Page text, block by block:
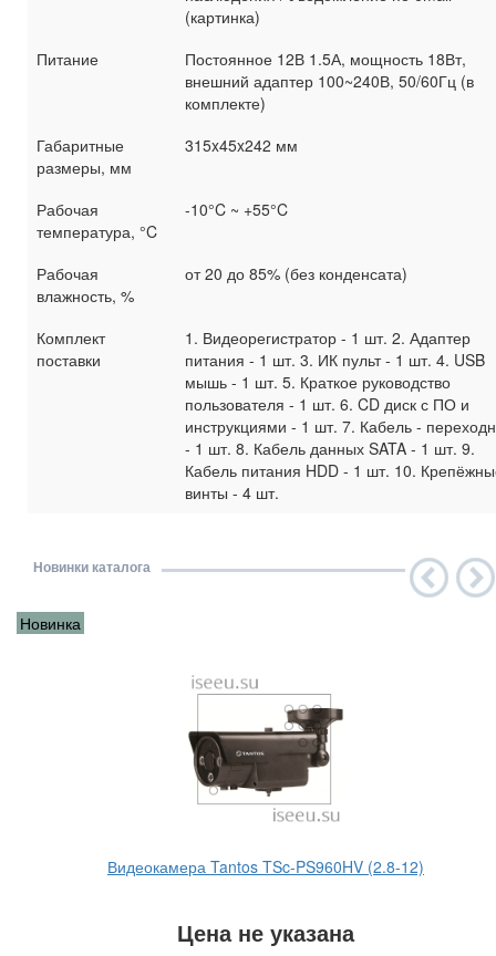
(картинка)
Питание
Постоянное 12В 1.5А, мощность 18Вт,
внешний адаптер 100~240В, 50/60Гц (в
комплекте)
Габаритные
размеры, мм
315x45x242 мм
Рабочая
температура, °C
-10°C ~ +55°C
Рабочая
влажность, %
от 20 до 85% (без конденсата)
Комплект
поставки
1. Видеорегистратор - 1 шт. 2. Адаптер
питания - 1 шт. 3. ИК пульт - 1 шт. 4. USB
мышь - 1 шт. 5. Краткое руководство
пользователя - 1 шт. 6. CD диск с ПО и
инструкциями - 1 шт. 7. Кабель -
- 1 шт. 8. Кабель данных SATA - 1 шт. 9.
Кабель питания HDD - 1 шт. 10.
винты - 4 шт.
Новинки каталога
Новинка
Видеокамера Tantos TSc-PS960HV (2.8-12)
Цена не указана